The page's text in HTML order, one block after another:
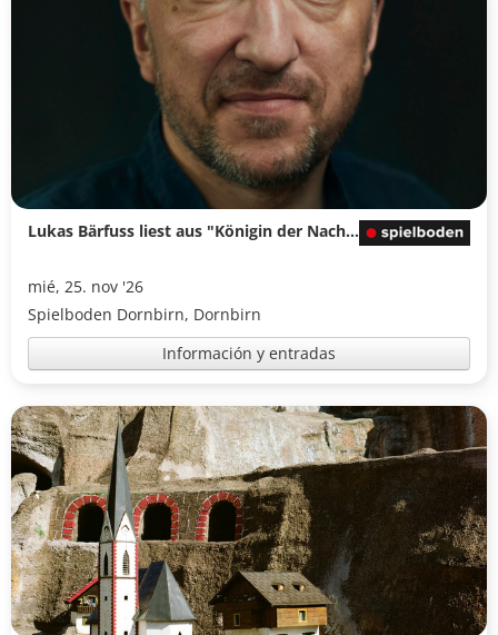
Lukas Bärfuss liest aus "Königin der Nacht"
mié, 25. nov '26
Spielboden Dornbirn, Dornbirn
Información y entradas